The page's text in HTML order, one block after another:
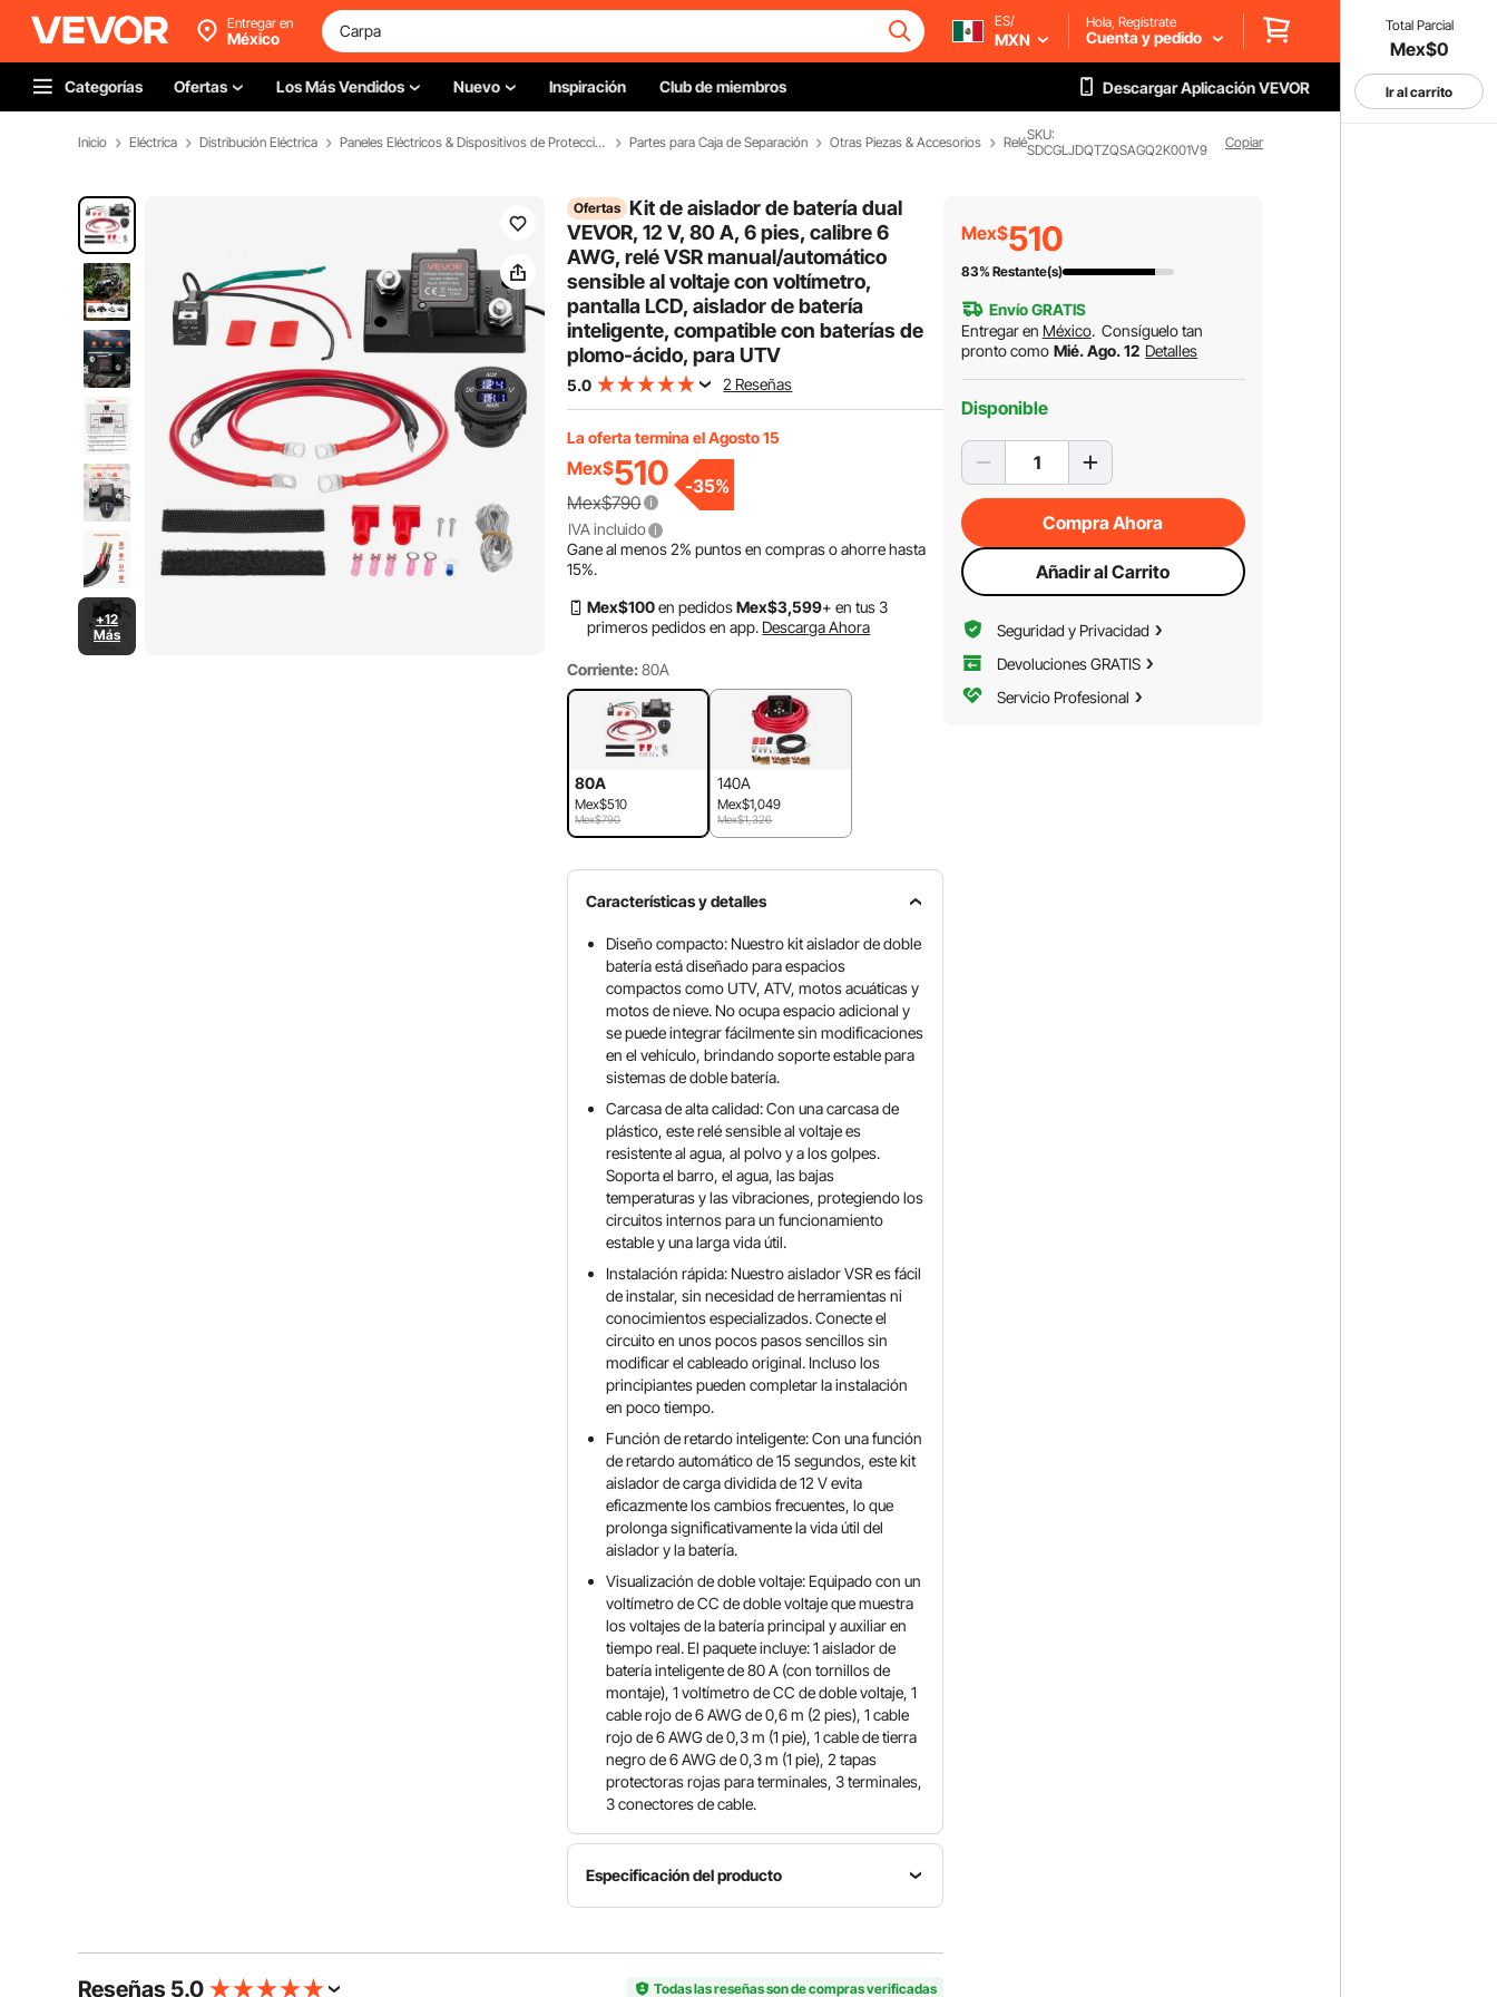
Total Parcial
Mex$0
Ir al carrito
Entregar en
México
ES/
MXN
Hola, Regístrate
Cuenta y pedido
Categorías Ofertas Los Más Vendidos Nuevo Inspiración Club de miembros Descargar Aplicación VEVOR
Inicio Eléctrica Distribución Eléctrica Paneles Eléctricos & Dispositivos de Protección Partes para Caja de Separación Otras Piezas & Accesorios ReléSKU:
SDCGLJDQTZQSAGQ2K001V9
Copiar
+12
Más
Ofertas Kit de aislador de batería dual
VEVOR, 12 V, 80 A, 6 pies, calibre 6
AWG, relé VSR manual/automático
sensible al voltaje con voltímetro,
pantalla LCD, aislador de batería
inteligente, compatible con baterías de
plomo-ácido, para UTV
5.0 2 Reseñas
La oferta termina el Agosto 15
Mex$510
Mex$790
-35%
IVA incluido
Gane al menos2% puntos en compras o ahorre hasta
15%.
Mex$100en pedidosMex$3,599+ en tus 3
primeros pedidos en app. Descarga Ahora
Corriente: 80A
80A
Mex$510
Mex$790
140A
Mex$1,049
Mex$1,326
Características y detalles
Diseño compacto: Nuestro kit aislador de doble
batería está diseñado para espacios
compactos como UTV, ATV, motos acuáticas y
motos de nieve. No ocupa espacio adicional y
se puede integrar fácilmente sin modificaciones
en el vehículo, brindando soporte estable para
sistemas de doble batería.
Carcasa de alta calidad: Con una carcasa de
plástico, este relé sensible al voltaje es
resistente al agua, al polvo y a los golpes.
Soporta el barro, el agua, las bajas
temperaturas y las vibraciones, protegiendo los
circuitos internos para un funcionamiento
estable y una larga vida útil.
Instalación rápida: Nuestro aislador VSR es fácil
de instalar, sin necesidad de herramientas ni
conocimientos especializados. Conecte el
circuito en unos pocos pasos sencillos sin
modificar el cableado original. Incluso los
principiantes pueden completar la instalación
en poco tiempo.
Función de retardo inteligente: Con una función
de retardo automático de 15 segundos, este kit
aislador de carga dividida de 12 V evita
eficazmente los cambios frecuentes, lo que
prolonga significativamente la vida útil del
aislador y la batería.
Visualización de doble voltaje: Equipado con un
voltímetro de CC de doble voltaje que muestra
los voltajes de la batería principal y auxiliar en
tiempo real. El paquete incluye: 1 aislador de
batería inteligente de 80 A (con tornillos de
montaje), 1 voltímetro de CC de doble voltaje, 1
cable rojo de 6 AWG de 0,6 m (2 pies), 1 cable
rojo de 6 AWG de 0,3 m (1 pie), 1 cable de tierra
negro de 6 AWG de 0,3 m (1 pie), 2 tapas
protectoras rojas para terminales, 3 terminales,
3 conectores de cable.
Especificación del producto
de
del
corriente
nominales
Negro
Reseñas 5.0
Todas las reseñas son de compras verificadas
Mex$510
83% Restante(s)
Envío GRATIS
Entregar en México. Consíguelo tan
pronto como Mié. Ago. 12 Detalles
Disponible
Compra Ahora
Añadir al Carrito
Seguridad y Privacidad
Devoluciones GRATIS
Servicio Profesional